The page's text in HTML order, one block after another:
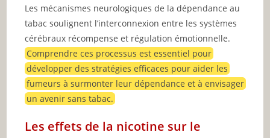
Les mécanismes neurologiques de la dépendance au
tabac soulignent l’interconnexion entre les systèmes
cérébraux récompense et régulation émotionnelle.
Comprendre ces processus est essentiel pour
développer des stratégies efficaces pour aider les
fumeurs à surmonter leur dépendance et à envisager
un avenir sans tabac.
Les effets de la nicotine sur le